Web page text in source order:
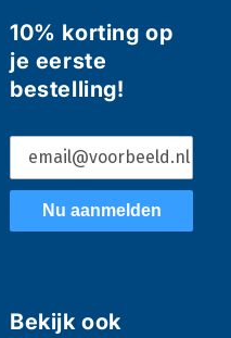
10% korting op
je eerste
bestelling!
Nu aanmelden
Bekijk ook